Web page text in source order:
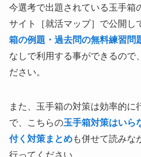
今選考で出題されている玉手箱
サイト［就活マップ］で公開し
箱の例題・過去問の無料練習問
なしで利用する事ができるので
ださい。
また、玉手箱の対策は効率的に
で、こちらの玉手箱対策はいら
付く対策まとめも併せて読みな